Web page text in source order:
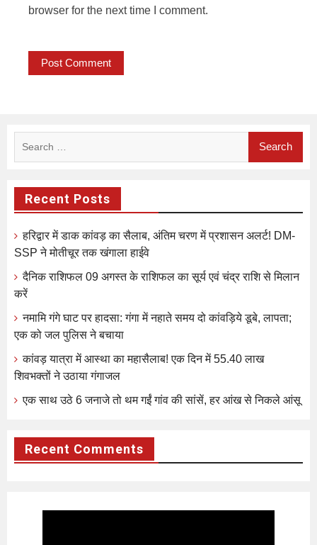
browser for the next time I comment.
Recent Posts
हरिद्वार में डाक कांवड़ का सैलाब, अंतिम चरण में प्रशासन अलर्ट! DM-
SSP ने मोतीचूर तक खंगाला हाईवे
दैनिक राशिफल 09 अगस्त के राशिफल का सूर्य एवं चंद्र राशि से मिलान
करें
नमामि गंगे घाट पर हादसा: गंगा में नहाते समय दो कांवड़िये डूबे, लापता;
एक को जल पुलिस ने बचाया
कांवड़ यात्रा में आस्था का महासैलाब! एक दिन में 55.40 लाख
शिवभक्तों ने उठाया गंगाजल
एक साथ उठे 6 जनाजे तो थम गईं गांव की सांसें, हर आंख से निकले आंसू
Recent Comments